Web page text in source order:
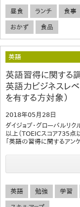
昼食 ランチ 食事
おかず 食品
英語
英語習得に関する
英語力ビジネスレ
を有する方対象）
2018年05月28日
ダイジョブ・グローバルリ
以上（TOEICスコア735点
「英語の習得に関するアン
英語 勉強 学習